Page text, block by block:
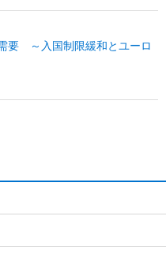
要 ～入国制限緩和とユーロ